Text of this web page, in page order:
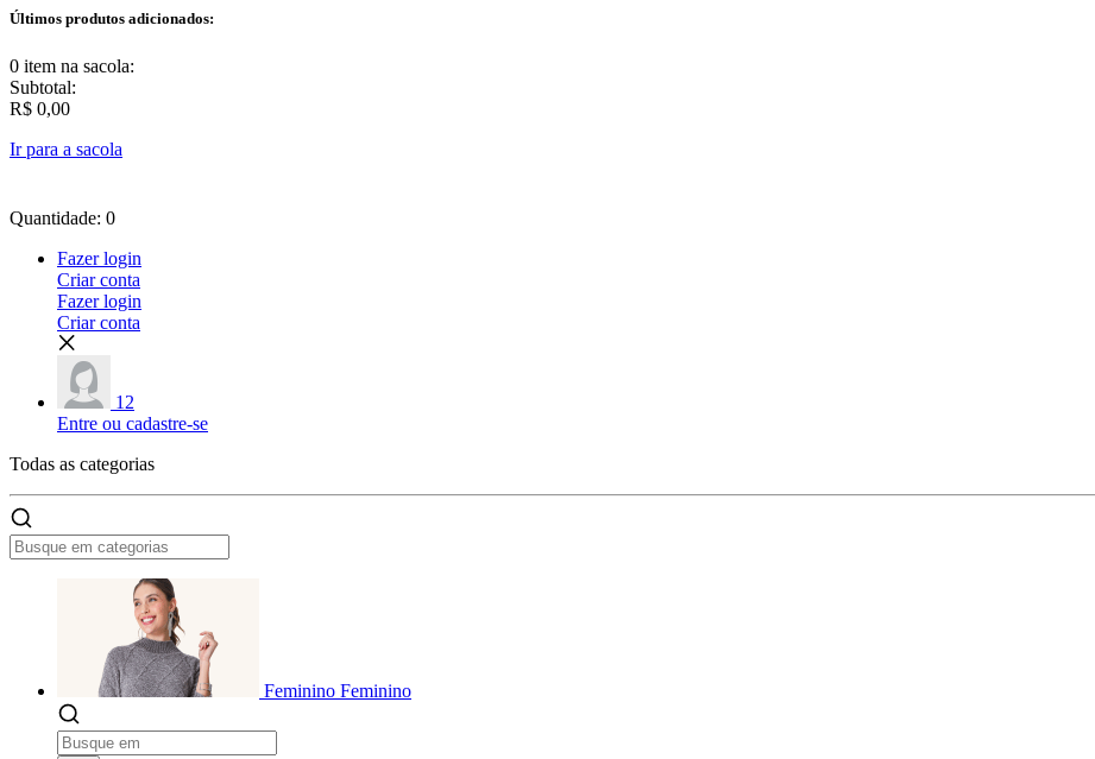
Últimos produtos adicionados:
0 item na sacola:
Subtotal:
R$ 0,00
Ir para a sacola
Quantidade: 0
Fazer login
Criar conta
Fazer login
Criar conta
12
Entre ou cadastre-se
Todas as categorias
Feminino Feminino